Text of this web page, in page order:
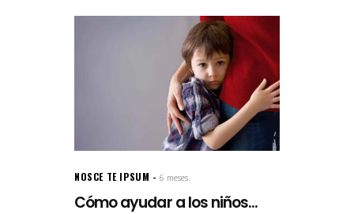
NOSCE TE IPSUM 6 meses.
Cómo ayudar a los niños...